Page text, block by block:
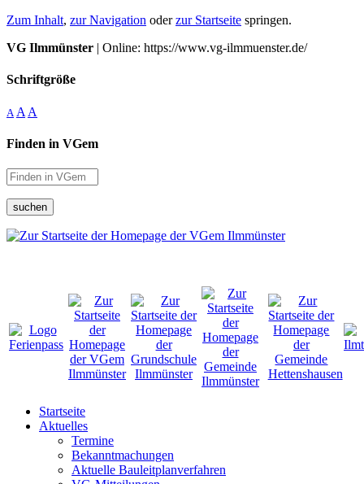
Zum Inhalt, zur Navigation oderzur Startseite springen.
VG Ilmmünster | Online: https://www.vg-ilmmuenster.de/
Schriftgröße
A A A
Finden in VGem
suchen
Startseite
Aktuelles
Termine
Bekanntmachungen
Aktuelle Bauleitplanverfahren